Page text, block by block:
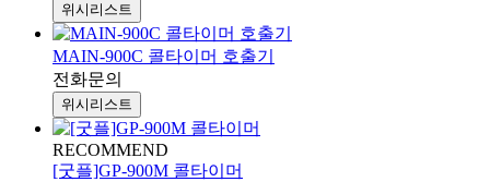
위시리스트
MAIN-900C 콜타이머 호출기
전화문의
위시리스트
RECOMMEND
[굿플]GP-900M 콜타이머